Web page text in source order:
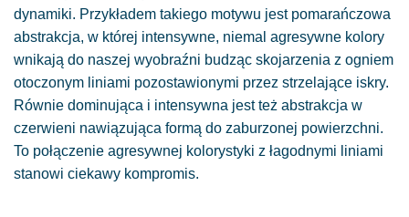
dynamiki. Przykładem takiego motywu jest pomarańczowa
abstrakcja, w której intensywne, niemal agresywne kolory
wnikają do naszej wyobraźni budząc skojarzenia z ogniem
otoczonym liniami pozostawionymi przez strzelające iskry.
Równie dominująca i intensywna jest też abstrakcja w
czerwieni nawiązująca formą do zaburzonej powierzchni.
To połączenie agresywnej kolorystyki z łagodnymi liniami
stanowi ciekawy kompromis.